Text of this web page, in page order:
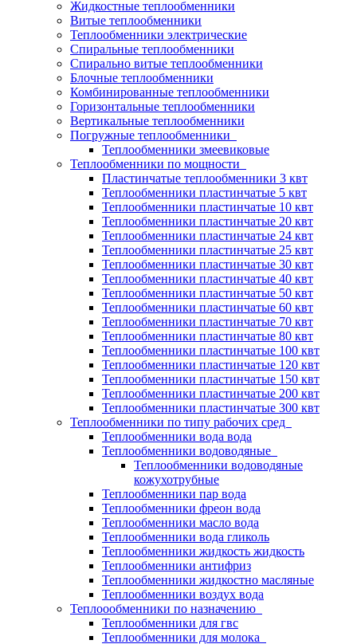
Жидкостные теплообменники
Витые теплообменники
Теплообменники электрические
Спиральные теплообменники
Спирально витые теплообменники
Блочные теплообменники
Комбинированные теплообменники
Горизонтальные теплообменники
Вертикальные теплообменники
Погружные теплообменники
Теплообменники змеевиковые
Теплообменники по мощности
Пластинчатые теплообменники 3 квт
Теплообменники пластинчатые 5 квт
Теплообменники пластинчатые 10 квт
Теплообменники пластинчатые 20 квт
Теплообменники пластинчатые 24 квт
Теплообменники пластинчатые 25 квт
Теплообменники пластинчатые 30 квт
Теплообменники пластинчатые 40 квт
Теплообменники пластинчатые 50 квт
Теплообменники пластинчатые 60 квт
Теплообменники пластинчатые 70 квт
Теплообменники пластинчатые 80 квт
Теплообменники пластинчатые 100 квт
Теплообменники пластинчатые 120 квт
Теплообменники пластинчатые 150 квт
Теплообменники пластинчатые 200 квт
Теплообменники пластинчатые 300 квт
Теплообменники по типу рабочих сред
Теплообменники вода вода
Теплообменники водоводяные
Теплообменники водоводяные
кожухотрубные
Теплообменники пар вода
Теплообменники фреон вода
Теплообменники масло вода
Теплообменники вода гликоль
Теплообменники жидкость жидкость
Теплообменники антифриз
Теплообменники жидкостно масляные
Теплообменники воздух вода
Теплоообменники по назначению
Теплообменники для гвс
Теплообменники для молока